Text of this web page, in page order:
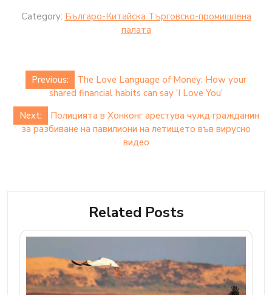
Category: Българо-Китайска Търговско-промишлена
палaта
Post
navigation
Previous:
The Love Language of Money: How your
shared financial habits can say ‘I Love You’
Next:
Полицията в Хонконг арестува чужд гражданин
за разбиване на павилиони на летището във вирусно
видео
Related Posts